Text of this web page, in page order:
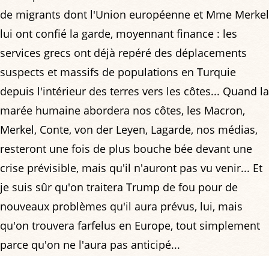
de migrants dont l'Union européenne et Mme Merkel
lui ont confié la garde, moyennant finance : les
services grecs ont déjà repéré des déplacements
suspects et massifs de populations en Turquie
depuis l'intérieur des terres vers les côtes... Quand la
marée humaine abordera nos côtes, les Macron,
Merkel, Conte, von der Leyen, Lagarde, nos médias,
resteront une fois de plus bouche bée devant une
crise prévisible, mais qu'il n'auront pas vu venir... Et
je suis sûr qu'on traitera Trump de fou pour de
nouveaux problèmes qu'il aura prévus, lui, mais
qu'on trouvera farfelus en Europe, tout simplement
parce qu'on ne l'aura pas anticipé...